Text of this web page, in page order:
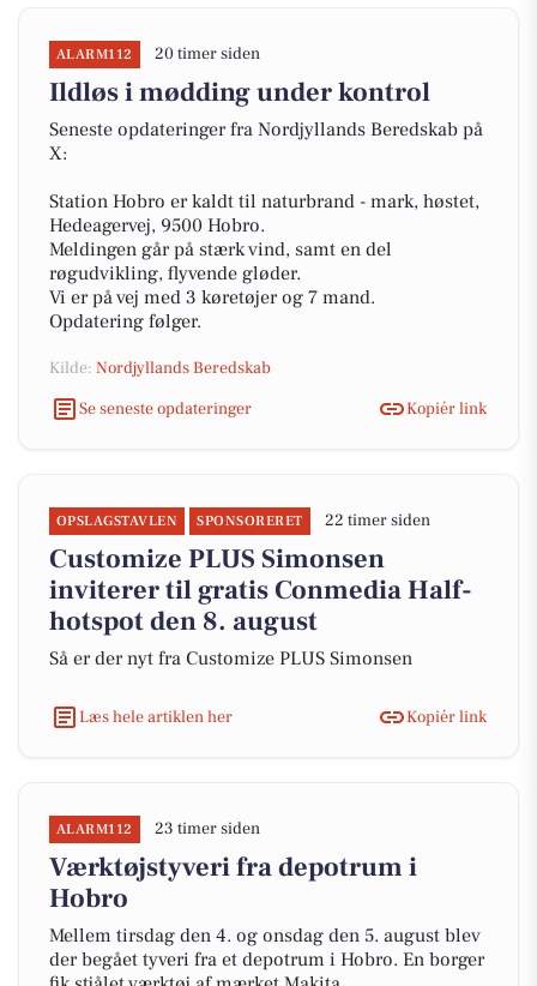
ALARM112 20 timer siden
Ildløs i mødding under kontrol
Seneste opdateringer fra Nordjyllands Beredskab på
X:
Station Hobro er kaldt til naturbrand - mark, høstet,
Hedeagervej, 9500 Hobro.
Meldingen går på stærk vind, samt en del
røgudvikling, flyvende gløder.
Vi er på vej med 3 køretøjer og 7 mand.
Opdatering følger.
Kilde: Nordjyllands Beredskab
Se seneste opdateringer
Kopiér link
OPSLAGSTAVLEN SPONSORERET 22 timer siden
Customize PLUS Simonsen
inviterer til gratis Conmedia Half-
hotspot den 8. august
Så er der nyt fra Customize PLUS Simonsen
Læs hele artiklen her Kopiér link
ALARM112 23 timer siden
Værktøjstyveri fra depotrum i
Hobro
Mellem tirsdag den 4. og onsdag den 5. august blev
der begået tyveri fra et depotrum i Hobro. En borger